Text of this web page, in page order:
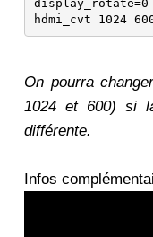
display_rotate=0
hdmi_cvt 1024
On pourra
1024 et 600) si
différente.
Infos